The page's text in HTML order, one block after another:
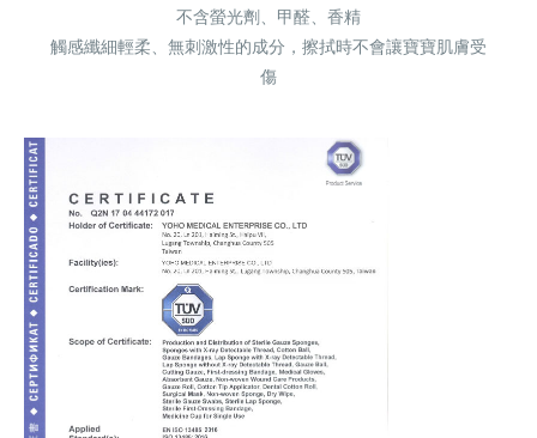
不含螢光劑、甲醛、香精
觸感纖細輕柔、無刺激性的成分，擦拭時不會讓寶寶肌膚受
傷